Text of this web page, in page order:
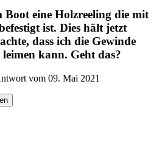
Boot eine Holzreeling die mit
ist. Dies hält jetzt
dass ich die Gewinde
kann. Geht das?
vom 09. Mai 2021